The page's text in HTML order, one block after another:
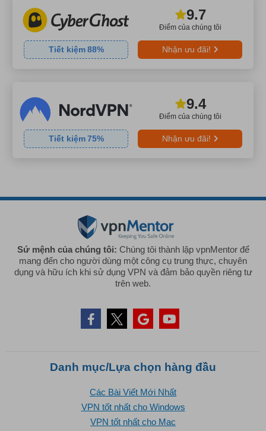
Điểm của chúng tôi
9.7
Tiết kiệm 88% Nhận ưu đãi!
Điểm của chúng tôi
9.4
Tiết kiệm 75% Nhận ưu đãi!
Sứ mệnh của chúng tôi: Chúng tôi thành lập vpnMentor để
mang đến cho người dùng một công cụ trung thực, chuyên
dụng và hữu ích khi sử dụng VPN và đảm bảo quyền riêng tư
trên web.
Danh mục/Lựa chọn hàng đầu
Các Bài Viết Mới Nhất
VPN tốt nhất cho Windows
VPN tốt nhất cho Mac